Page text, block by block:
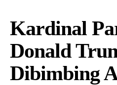
Kardinal
Donald
Dibimbing